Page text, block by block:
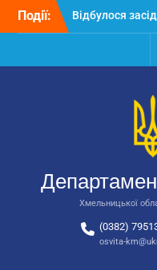
Перейти
Події:
Відбулося
колегії
освіти та
державної
відповідальних
національно-
автобусів для
закладів освіти
Хмельницької
(0382)
osvita-